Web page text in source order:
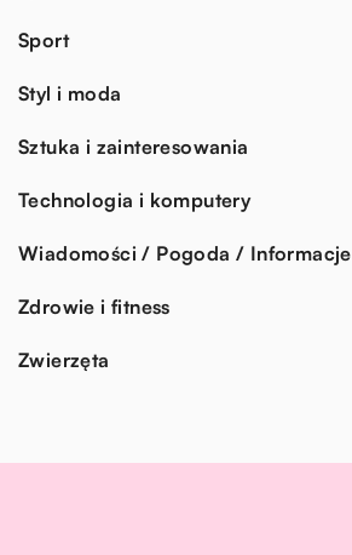
Sport
Styl i moda
Sztuka i zainteresowania
Technologia i komputery
Wiadomości / Pogoda / Informacje
Zdrowie i fitness
Zwierzęta